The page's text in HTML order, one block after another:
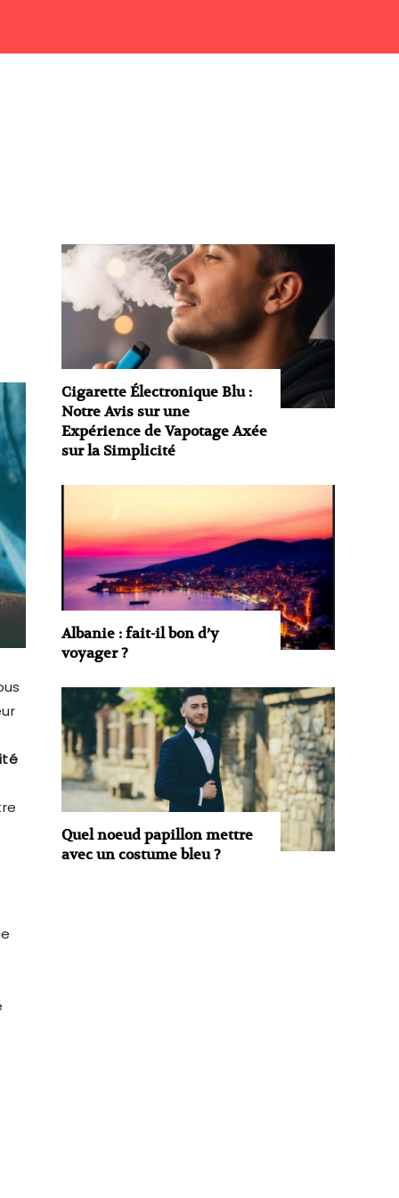
Cigarette Électronique Blu :
Notre Avis sur une
Expérience de Vapotage Axée
sur la Simplicité
Albanie : fait-il bon d’y
voyager ?
Quel noeud papillon mettre
avec un costume bleu ?